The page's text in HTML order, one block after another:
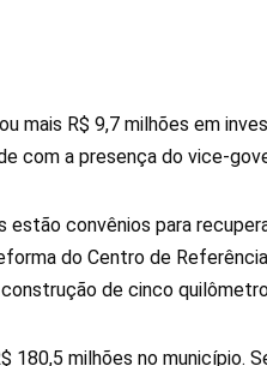
mais R$ 9,7 milhões em
com a presença do vice-
estão convênios para
do Centro de
construção de cinco
180,5 milhões no município.